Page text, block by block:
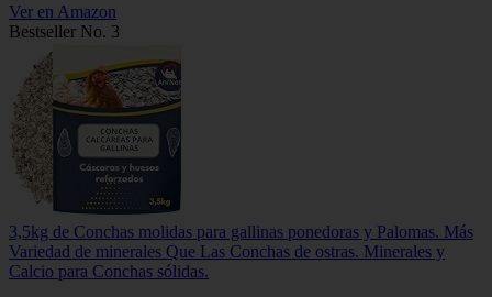
Ver en Amazon
Bestseller No. 3
3,5kg de Conchas molidas para gallinas ponedoras y Palomas. Más
Variedad de minerales Que Las Conchas de ostras. Minerales y
Calcio para Conchas sólidas.